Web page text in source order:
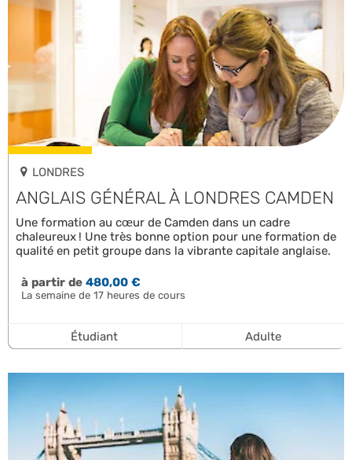
LONDRES
ANGLAIS GÉNÉRAL À LONDRES CAMDEN
Une formation au cœur de Camden dans un cadre
chaleureux ! Une très bonne option pour une formation de
qualité en petit groupe dans la vibrante capitale anglaise.
à partir de480,00 €
La semaine de 17 heures de cours
Étudiant Adulte